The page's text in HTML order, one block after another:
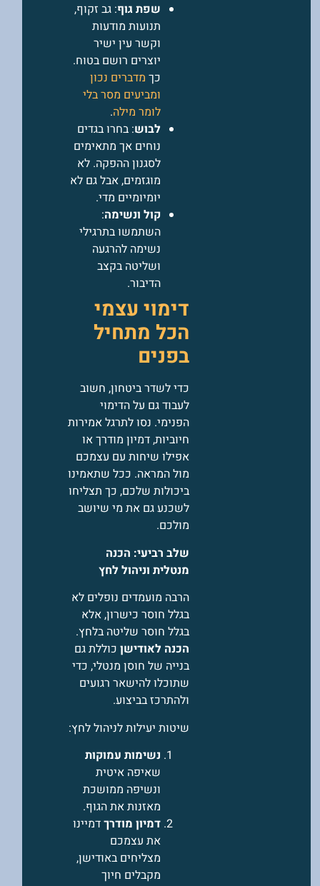
שפת גוף: גב זקוף,
תנועות מודעות
וקשר עין ישיר
יוצרים רושם בטוח.
כך מדברים נכון
ומביעים מסר בלי
לומר מילה.
לבוש: בחרו בגדים
נוחים אך מתאימים
לסגנון ההפקה. לא
מוגזמים, אבל גם לא
יומיומיים מדי.
קול ונשימה:
השתמשו בתרגילי
נשימה להרגעה
ושליטה בקצב
הדיבור.
דימוי עצמי
הכל מתחיל
בפנים
כדי לשדר ביטחון, חשוב
לעבוד גם על הדימוי
הפנימי. נסו לתרגל אמירות
חיוביות, דמיון מודרך או
אפילו שיחות עם עצמכם
מול המראה. ככל שתאמינו
ביכולות שלכם, כך תצליחו
לשכנע גם את מי שיושב
מולכם.
שלב רביעי: הכנה
מנטלית וניהול לחץ
הרבה מועמדים נופלים לא
בגלל חוסר כישרון, אלא
בגלל חוסר שליטה בלחץ.
הכנה לאודישן כוללת גם
בנייה של חוסן מנטלי, כדי
שתוכלו להישאר רגועים
ולהתרכז בביצוע.
שיטות יעילות לניהול לחץ:
נשימות עמוקות
שאיפה איטית
ונשיפה ממושכת
מאזנות את הגוף.
דמיון מודרךדמיינו
את עצמכם
מצליחים באודישן,
מקבלים חיוך